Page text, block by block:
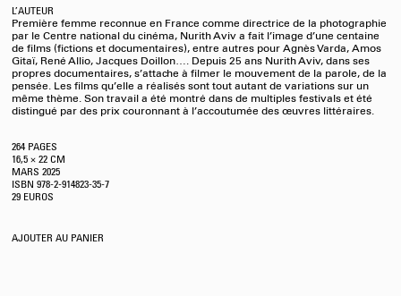
L’AUTEUR
Première femme reconnue en France comme directrice de la photographie
par le Centre national du cinéma, Nurith Aviv a fait l’image d’une centaine
de films (fictions et documentaires), entre autres pour Agnès Varda, Amos
Gitaï, René Allio, Jacques Doillon…. Depuis 25 ans Nurith Aviv, dans ses
propres documentaires, s’attache à filmer le mouvement de la parole, de la
pensée. Les films qu’elle a réalisés sont tout autant de variations sur un
même thème. Son travail a été montré dans de multiples festivals et été
distingué par des prix couronnant à l’accoutumée des œuvres littéraires.
264 PAGES
16,5 × 22 CM
MARS 2025
ISBN 978-2-914823-35-7
29 EUROS
AJOUTER AU PANIER